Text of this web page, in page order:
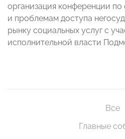
организация конференции
и проблемам доступа
рынку социальных услуг с
исполнительной власти
Все
Главные